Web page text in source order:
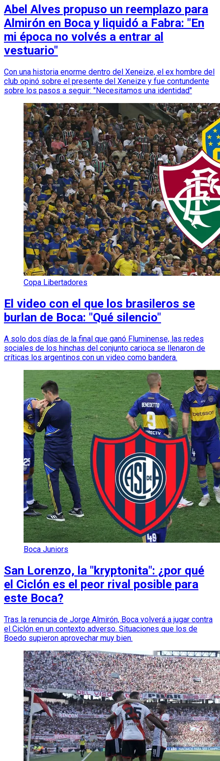
Abel Alves propuso un reemplazo para
Almirón en Boca y liquidó a Fabra: "En
mi época no volvés a entrar al
vestuario"
Con una historia enorme dentro del Xeneize, el ex hombre del
club opinó sobre el presente del Xeneize y fue contundente
sobre los pasos a seguir: "Necesitamos una identidad"
Copa Libertadores
El video con el que los brasileros se
burlan de Boca: "Qué silencio"
A solo dos días de la final que ganó Fluminense, las redes
sociales de los hinchas del conjunto carioca se llenaron de
críticas los argentinos con un video como bandera.
Boca Juniors
San Lorenzo, la "kryptonita": ¿por qué
el Ciclón es el peor rival posible para
este Boca?
Tras la renuncia de Jorge Almirón, Boca volverá a jugar contra
el Ciclón en un contexto adverso. Situaciones que los de
Boedo supieron aprovechar muy bien.